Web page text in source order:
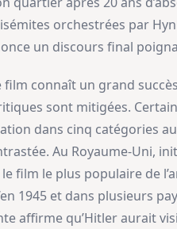
orchestrées par
un discours final
film connaît un grand
sont mitigées.
dans cinq catégories
Au Royaume-Uni,
film le plus populaire de
1945 et dans plusieurs
affirme qu’Hitler aurait